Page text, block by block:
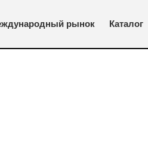
валов,
рынок Каталог